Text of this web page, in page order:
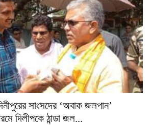
সাংসদের ‘অবাক জলপান’
দিলীপকে ঠান্ডা জল...